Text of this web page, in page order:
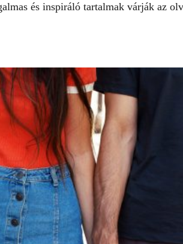
és inspiráló tartalmak várják az